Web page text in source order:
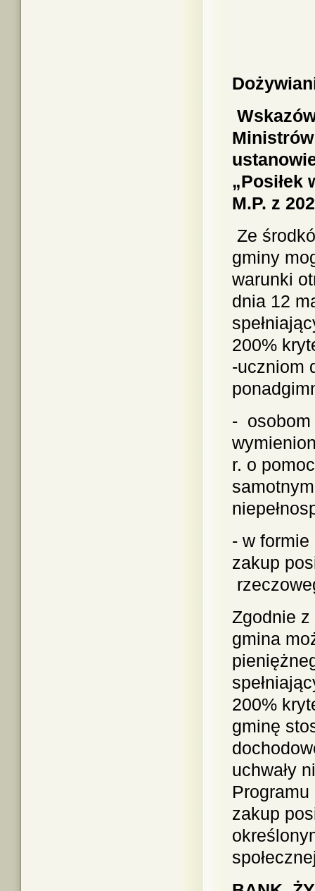
„Posiłek
M.P. z
Ze
gminy
warunki
dnia 12
200%
-uczniom
- osobom
r. o
- w formie
zakup
Zgodnie z
gmina
200%
gminę
uchwały
zakup